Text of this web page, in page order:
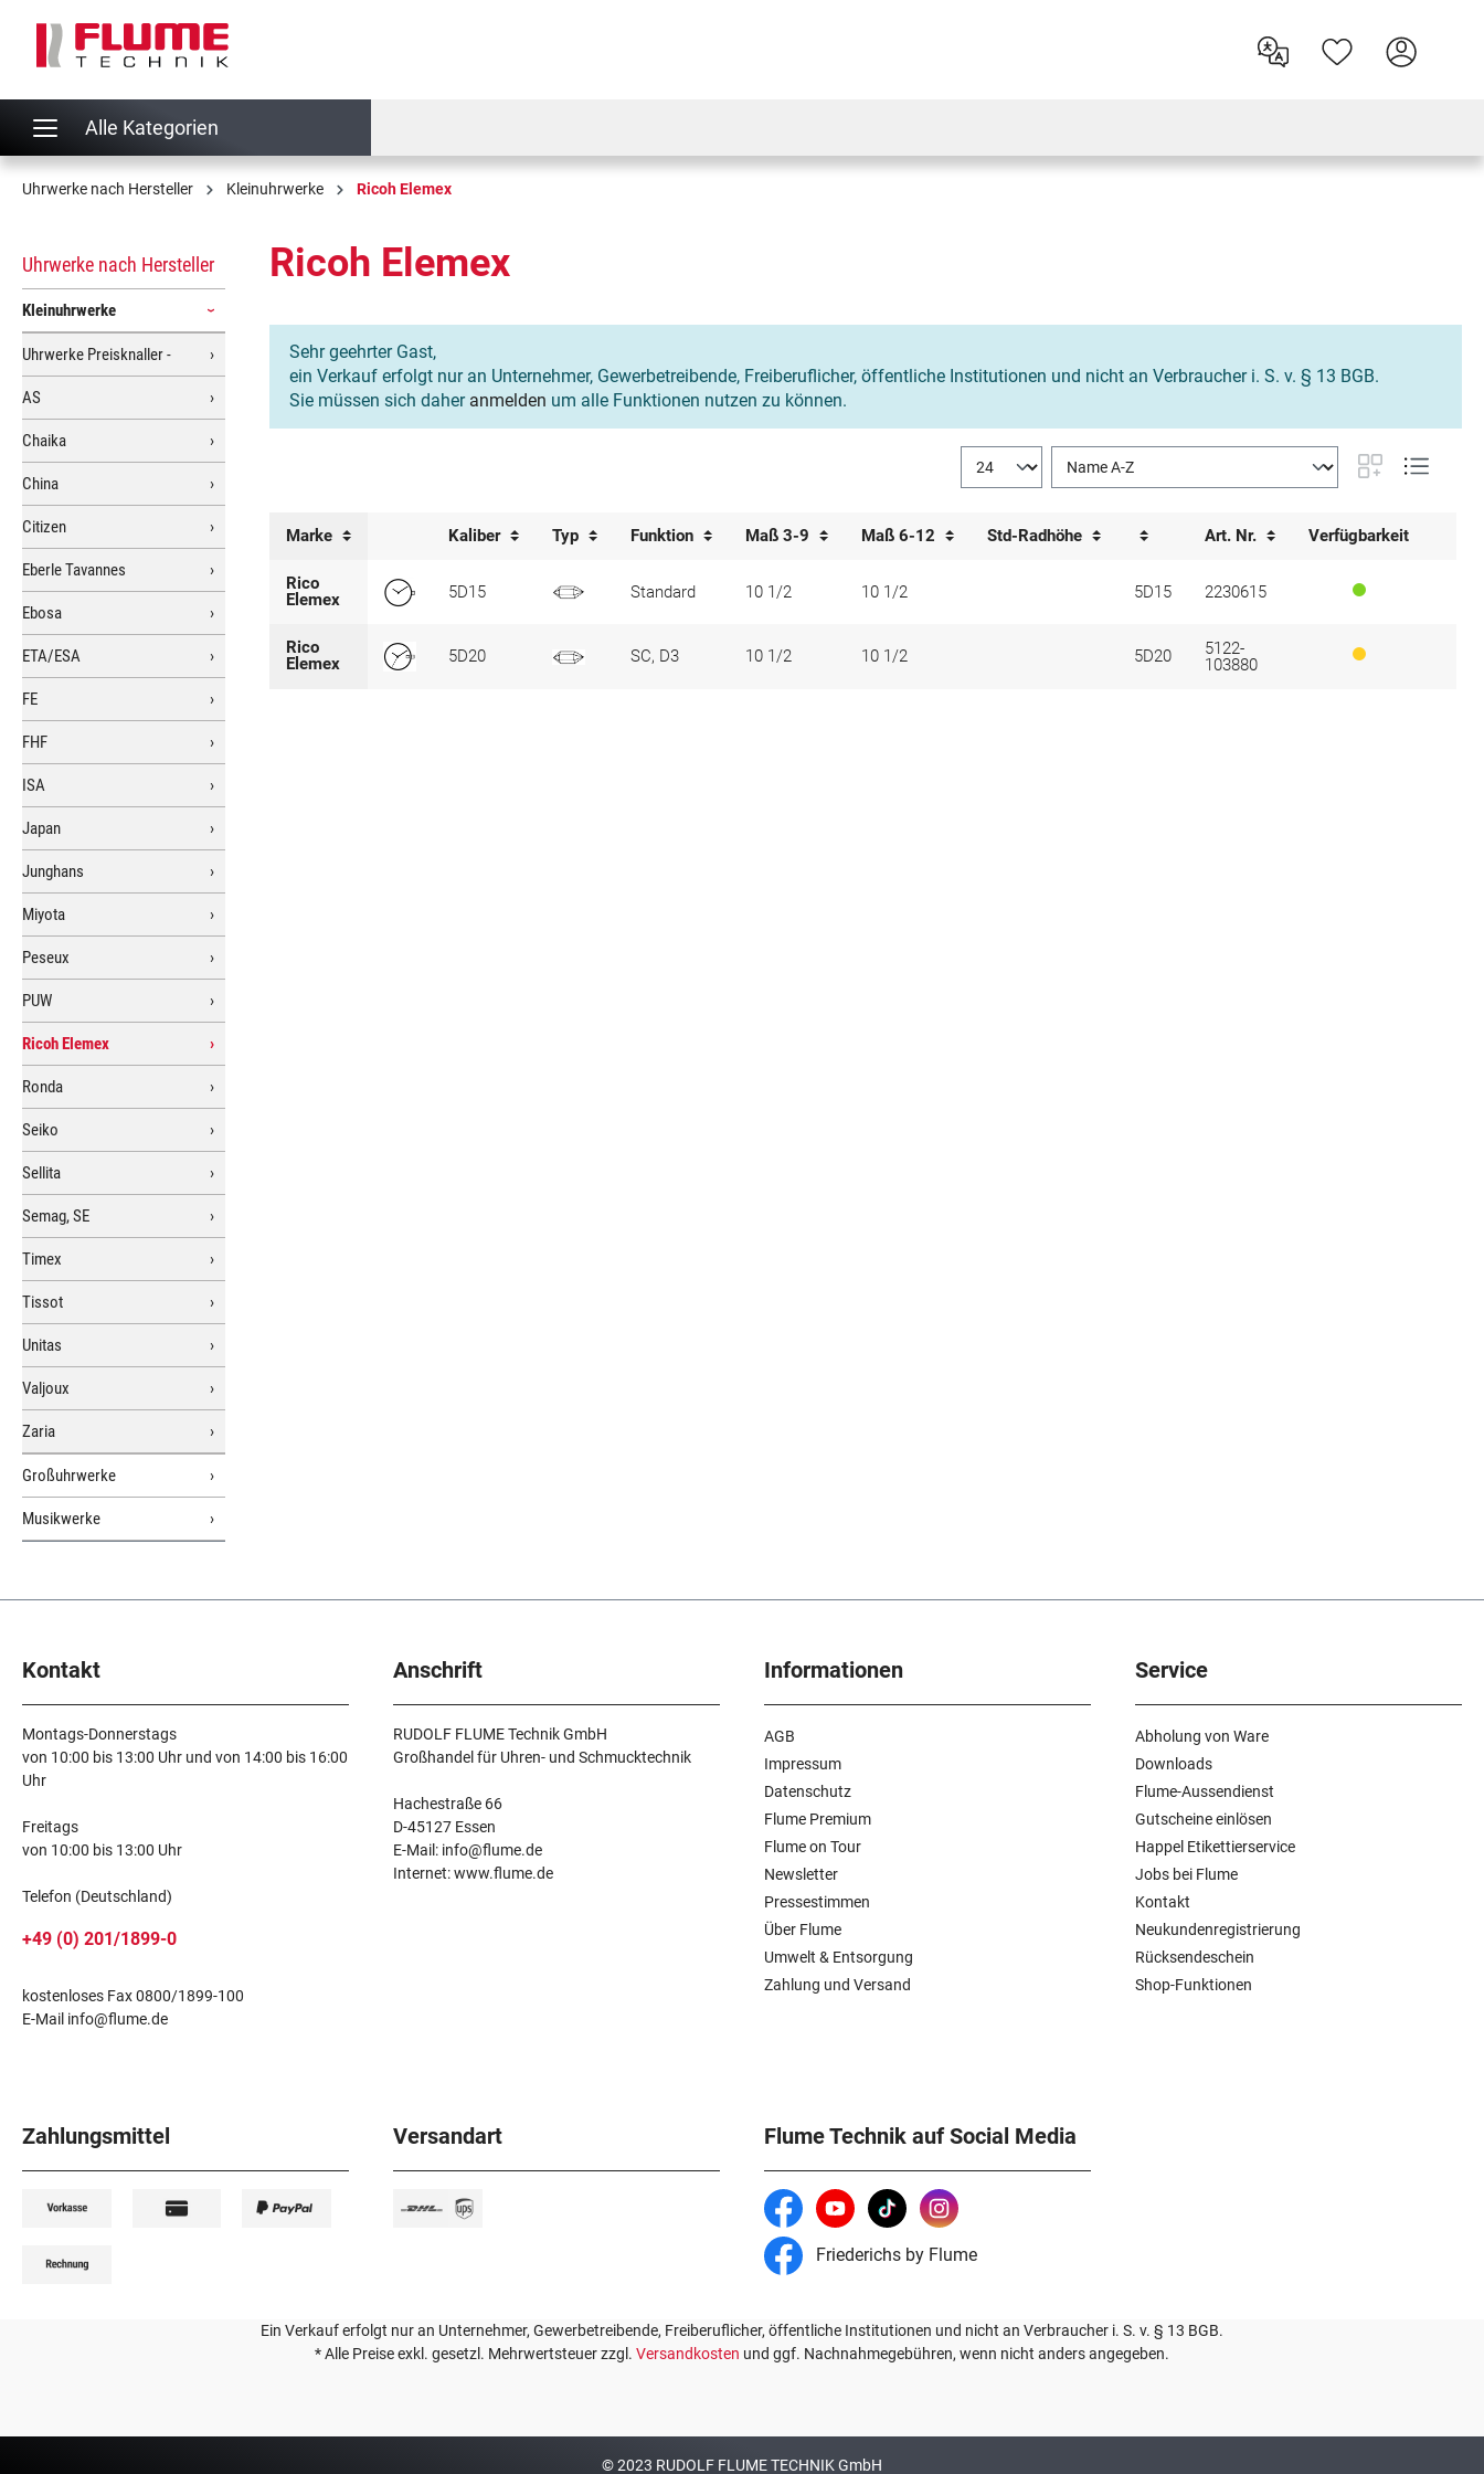
Zur Hauptnavigation springen
Alle Kategorien
Uhrwerke nach Hersteller Kleinuhrwerke Ricoh Elemex
Uhrwerke nach Hersteller
Kleinuhrwerke
Uhrwerke Preisknaller -
AS
Chaika
China
Citizen
Eberle Tavannes
Ebosa
ETA/ESA
FE
FHF
ISA
Japan
Junghans
Miyota
Peseux
PUW
Ricoh Elemex
Ronda
Seiko
Sellita
Semag, SE
Timex
Tissot
Unitas
Valjoux
Zaria
Großuhrwerke
Musikwerke
Ricoh Elemex
Sehr geehrter Gast,
ein Verkauf erfolgt nur an Unternehmer, Gewerbetreibende, Freiberuflicher, öffentliche Institutionen und nicht an Verbraucher i. S. v. § 13 BGB.
Sie müssen sich daher anmelden um alle Funktionen nutzen zu können.
Marke Kaliber Typ Funktion Maß 3-9 Maß 6-12 Std-Radhöhe Art. Nr. Verfügbarkeit
Rico
Elemex
5D15 Standard 10 1/2 10 1/2 5D15 2230615
Rico
Elemex
5D20 SC, D3 10 1/2 10 1/2 5D20
5122-
103880
Kontakt
Montags-Donnerstags
von 10:00 bis 13:00 Uhr und von 14:00 bis 16:00
Uhr
Freitags
von 10:00 bis 13:00 Uhr
Telefon (Deutschland)
+49 (0) 201/1899-0
kostenloses Fax 0800/1899-100
E-Mail info@flume.de
Anschrift
RUDOLF FLUME Technik GmbH
Großhandel für Uhren- und Schmucktechnik
Hachestraße 66
D-45127 Essen
E-Mail: info@flume.de
Internet: www.flume.de
Informationen
AGB
Impressum
Datenschutz
Flume Premium
Flume on Tour
Newsletter
Pressestimmen
Über Flume
Umwelt & Entsorgung
Zahlung und Versand
Service
Abholung von Ware
Downloads
Flume-Aussendienst
Gutscheine einlösen
Happel Etikettierservice
Jobs bei Flume
Kontakt
Neukundenregistrierung
Rücksendeschein
Shop-Funktionen
Zahlungsmittel Versandart Flume Technik auf Social Media
Friederichs by Flume
Ein Verkauf erfolgt nur an Unternehmer, Gewerbetreibende, Freiberuflicher, öffentliche Institutionen und nicht an Verbraucher i. S. v. § 13 BGB.
* Alle Preise exkl. gesetzl. Mehrwertsteuer zzgl. Versandkosten und ggf. Nachnahmegebühren, wenn nicht anders angegeben.
© 2023 RUDOLF FLUME TECHNIK GmbH